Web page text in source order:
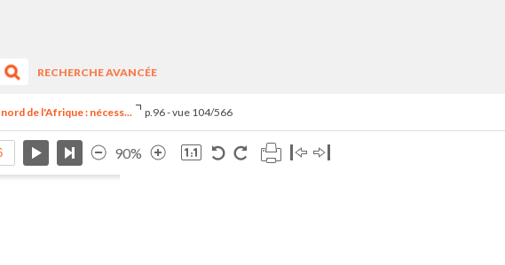
RECHERCHE AVANCÉE
de l'Afrique : nécess... p.96 - vue 104/566
90%